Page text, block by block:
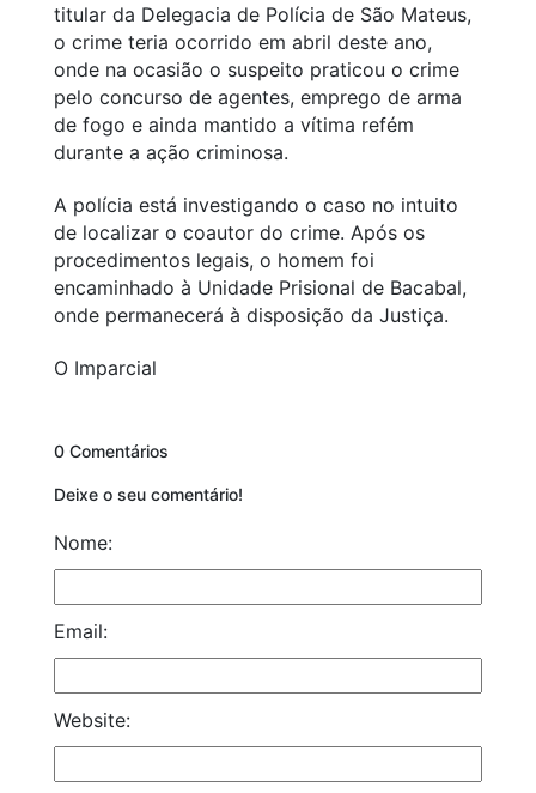
titular da Delegacia de Polícia de São Mateus,
o crime teria ocorrido em abril deste ano,
onde na ocasião o suspeito praticou o crime
pelo concurso de agentes, emprego de arma
de fogo e ainda mantido a vítima refém
durante a ação criminosa.
A polícia está investigando o caso no intuito
de localizar o coautor do crime. Após os
procedimentos legais, o homem foi
encaminhado à Unidade Prisional de Bacabal,
onde permanecerá à disposição da Justiça.
O Imparcial
0 Comentários
Deixe o seu comentário!
Nome:
Email:
Website: